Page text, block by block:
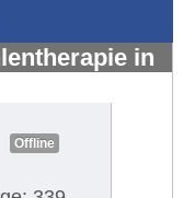
in
Offline